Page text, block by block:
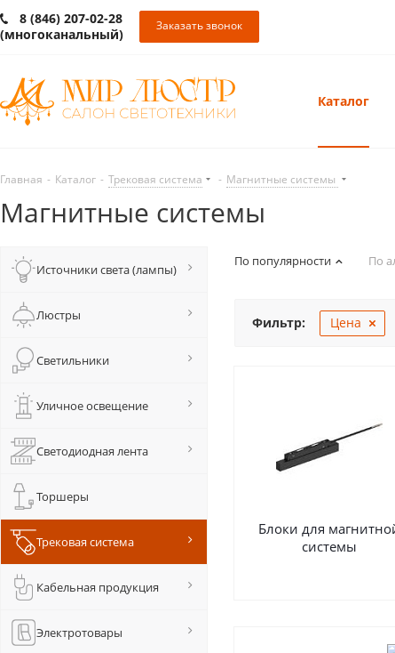
8 (846) 207-02-28
(многоканальный)
Заказать звонок
Каталог
Главная - Каталог - Трековая система - Магнитные системы
Магнитные системы
По популярности По
Фильтр: Цена
Блоки для
системы
Источники света (лампы)
Люстры
Светильники
Уличное освещение
Светодиодная лента
Торшеры
Трековая система
Кабельная продукция
Электротовары